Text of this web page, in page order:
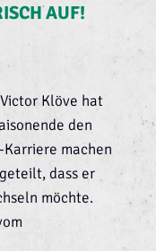
AUF!
Klöve hat
den
machen
dass er
möchte.